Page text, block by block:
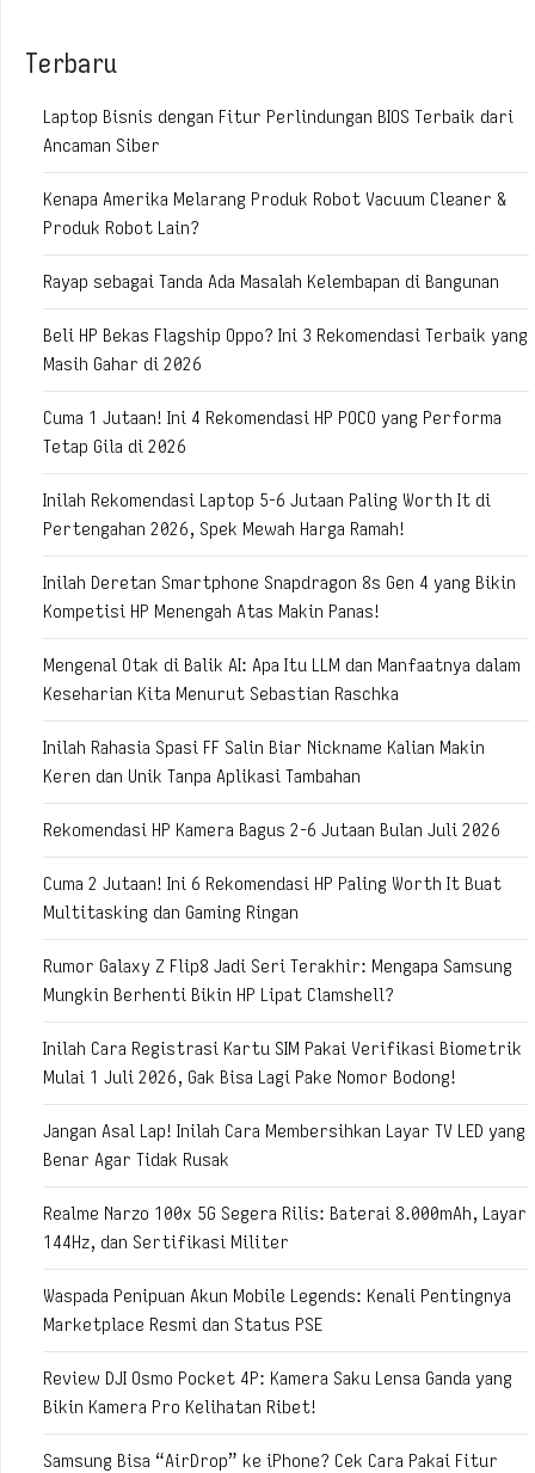
Terbaru
Laptop Bisnis dengan Fitur Perlindungan BIOS Terbaik dari
Ancaman Siber
Kenapa Amerika Melarang Produk Robot Vacuum Cleaner &
Produk Robot Lain?
Rayap sebagai Tanda Ada Masalah Kelembapan di Bangunan
Beli HP Bekas Flagship Oppo? Ini 3 Rekomendasi Terbaik yang
Masih Gahar di 2026
Cuma 1 Jutaan! Ini 4 Rekomendasi HP POCO yang Performa
Tetap Gila di 2026
Inilah Rekomendasi Laptop 5-6 Jutaan Paling Worth It di
Pertengahan 2026, Spek Mewah Harga Ramah!
Inilah Deretan Smartphone Snapdragon 8s Gen 4 yang Bikin
Kompetisi HP Menengah Atas Makin Panas!
Mengenal Otak di Balik AI: Apa Itu LLM dan Manfaatnya dalam
Keseharian Kita Menurut Sebastian Raschka
Inilah Rahasia Spasi FF Salin Biar Nickname Kalian Makin
Keren dan Unik Tanpa Aplikasi Tambahan
Rekomendasi HP Kamera Bagus 2-6 Jutaan Bulan Juli 2026
Cuma 2 Jutaan! Ini 6 Rekomendasi HP Paling Worth It Buat
Multitasking dan Gaming Ringan
Rumor Galaxy Z Flip8 Jadi Seri Terakhir: Mengapa Samsung
Mungkin Berhenti Bikin HP Lipat Clamshell?
Inilah Cara Registrasi Kartu SIM Pakai Verifikasi Biometrik
Mulai 1 Juli 2026, Gak Bisa Lagi Pake Nomor Bodong!
Jangan Asal Lap! Inilah Cara Membersihkan Layar TV LED yang
Benar Agar Tidak Rusak
Realme Narzo 100x 5G Segera Rilis: Baterai 8.000mAh, Layar
144Hz, dan Sertifikasi Militer
Waspada Penipuan Akun Mobile Legends: Kenali Pentingnya
Marketplace Resmi dan Status PSE
Review DJI Osmo Pocket 4P: Kamera Saku Lensa Ganda yang
Bikin Kamera Pro Kelihatan Ribet!
Samsung Bisa “AirDrop” ke iPhone? Cek Cara Pakai Fitur